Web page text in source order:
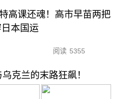
高课还魂！高市早苗两把
本国运
阅读 5355
克兰的末路狂飙！